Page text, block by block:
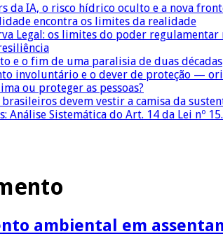
da IA, o risco hídrico oculto e a nova
encontra os limites da realidade
Legal: os limites do poder
e o fim de uma paralisia de duas décadas
involuntário e o dever de proteção —
ou proteger as pessoas?
devem vestir a camisa da
Sistemática do Art. 14 da Lei nº
ambiental em